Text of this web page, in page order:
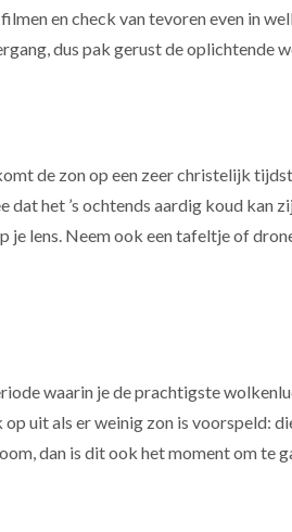
en check van tevoren even in
dus pak gerust de oplichtende
de zon op een zeer christelijk
het ’s ochtends aardig koud kan
lens. Neem ook een tafeltje of
waarin je de prachtigste
uit als er weinig zon is voorspeld:
dan is dit ook het moment om te